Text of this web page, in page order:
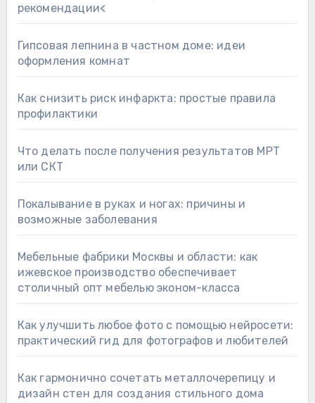
рекомендации<
Гипсовая лепнина в частном доме: идеи
оформления комнат
Как снизить риск инфаркта: простые правила
профилактики
Что делать после получения результатов МРТ
или СКТ
Покалывание в руках и ногах: причины и
возможные заболевания
Мебельные фабрики Москвы и области: как
ижевское производство обеспечивает
столичный опт мебелью эконом-класса
Как улучшить любое фото с помощью нейросети:
практический гид для фотографов и любителей
Как гармонично сочетать металлочерепицу и
дизайн стен для создания стильного дома